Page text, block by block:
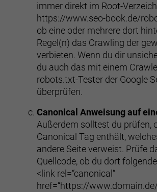
immer direkt im Root-
https://www.seo-book.de/
ob eine oder mehrere dort
Regel(n) das Crawling der
verbieten. Wenn du dir
du auch das mit einem
robots.txt-Tester der Google
überprüfen.
Canonical Anweisung auf
Außerdem solltest du prüfen,
Canonical Tag enthält,
andere Seite verweist. Prüfe
Quellcode, ob du dort
<link rel=“canonical“
href=“https://